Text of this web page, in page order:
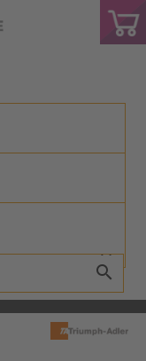
keyboard_arrow_down
keyboard_arrow_down
keyboard_arrow_down
search